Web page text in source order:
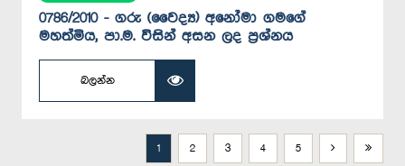
0786/2010 - ගරු (වෛද්‍ය) අනෝමා ගමගේ
මහත්මිය, පා.ම. විසින් අසන ලද ප්‍රශ්නය
බලන්න
1 2 3 4 5